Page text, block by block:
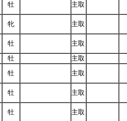
牡 主取
牝 主取
牡
主取
牡
主取
牡 主取
牡 主取
牡 主取